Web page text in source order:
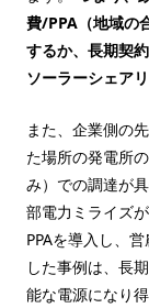
費/PPA（地域の
するか、長期契
ソーラーシェア
また、企業側の
た場所の発電所
み）での調達が
部電力ミライズ
PPAを導入し、
した事例は、長
能な電源になり